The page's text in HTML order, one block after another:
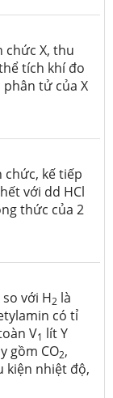
chức X, thu
tích khí đo
phân tử của X
chức, kế tiếp
với dd HCl
thức của 2
với H2 là
có tỉ
V1 lít Y
gồm CO2,
kiện nhiệt độ,